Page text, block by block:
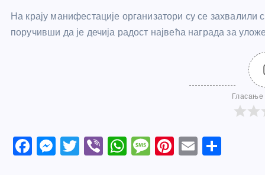
На крају манифестације организатори су се
поручивши да је дечија радост највећа награда за
Гласање
F
M T
Vi W M Pi E